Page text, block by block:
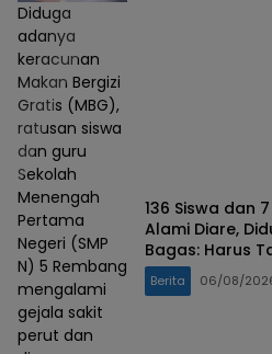
Diduga
adanya
keracunan
Makan Bergizi
Gratis (MBG),
ratusan siswa
dan guru
Sekolah
Menengah
Pertama
Negeri (SMP
N) 5 Rembang
mengalami
gejala sakit
perut dan
136 Siswa dan
Alami Diare,
Bagas: Harus
Berita 06/08/